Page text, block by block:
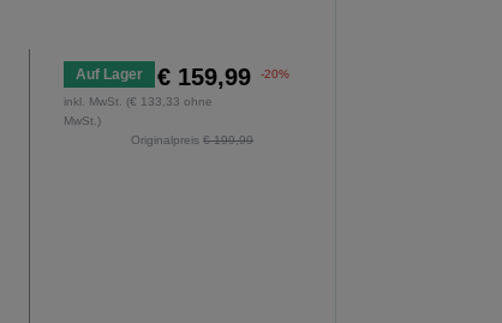
Auf Lager € 159,99 -20%
inkl. MwSt. (€ 133,33 ohne
MwSt.)
Originalpreis€ 199,99